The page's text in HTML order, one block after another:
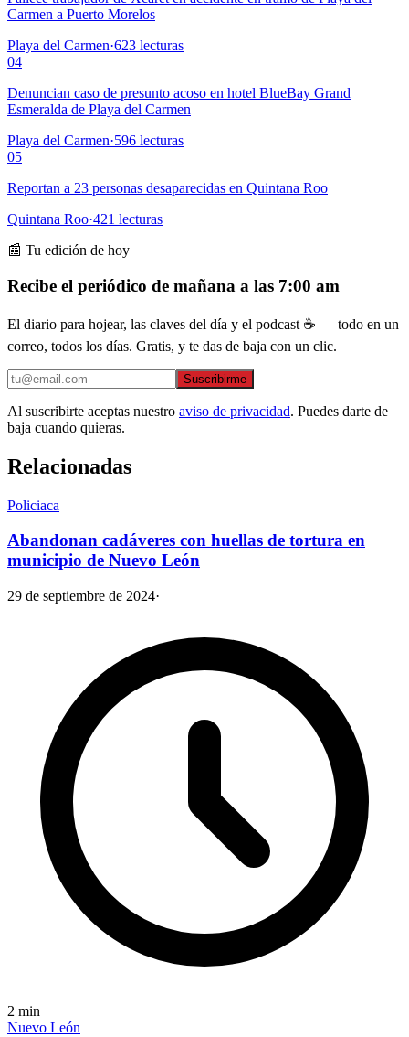
Carmen a Puerto Morelos
Playa del Carmen·623 lecturas
04
Denuncian caso de presunto acoso en hotel BlueBay Grand
Esmeralda de Playa del Carmen
Playa del Carmen·596 lecturas
05
Reportan a 23 personas desaparecidas en Quintana Roo
Quintana Roo·421 lecturas
📰 Tu edición de hoy
Recibe el periódico de mañana a las 7:00 am
El diario para hojear, las claves del día y el podcast ☕ — todo en un
correo, todos los días. Gratis, y te das de baja con un clic.
Suscribirme
Al suscribirte aceptas nuestro aviso de privacidad. Puedes darte de
baja cuando quieras.
Relacionadas
Policiaca
Abandonan cadáveres con huellas de tortura en
municipio de Nuevo León
29 de septiembre de 2024·
2 min
Nuevo León